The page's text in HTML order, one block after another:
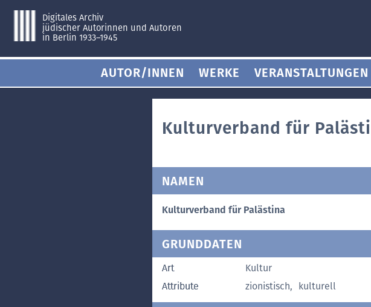
Digitales Archiv
jüdischer Autorinnen und Autoren
in Berlin 1933–1945
AUTOR/INNEN WERKE VERANSTALTUNGEN
Kulturverband für
NAMEN
Kulturverband für Palästina
GRUNDDATEN
Art
Kultur
Attribute
zionistisch, kulturell